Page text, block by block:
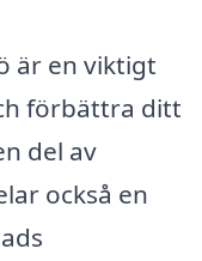
är en viktigt
förbättra ditt
del av
också en